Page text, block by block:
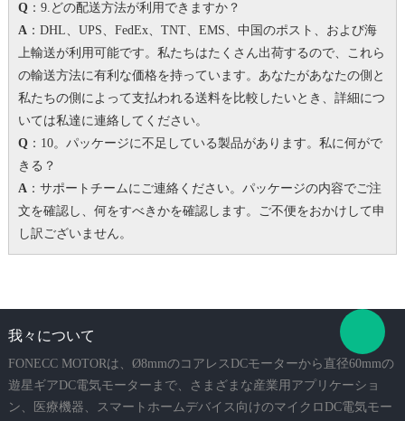
Q：9.どの配送方法が利用できますか？
A：DHL、UPS、FedEx、TNT、EMS、中国のポスト、および海
上輸送が利用可能です。私たちはたくさん出荷するので、これら
の輸送方法に有利な価格を持っています。 あなたがあなたの側と
私たちの側によって支払われる送料を比較したいとき、詳細につ
いては私達に連絡してください。
Q：10。パッケージに不足している製品があります。 私に何がで
きる？
A：サポートチームにご連絡ください。パッケージの内容でご注
文を確認し、何をすべきかを確認します。 ご不便をおかけして申
し訳ございません。
我々について
FONECC MOTORは、Ø8mmのコアレスDCモーターから直径60mmの
遊星ギアDC電気モーターまで、さまざまな産業用アプリケーショ
ン、医療機器、スマートホームデバイス向けのマイクロDC電気モー